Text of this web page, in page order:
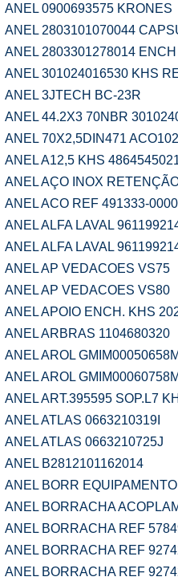
ANEL 0900693575 KRONES
ANEL 2803101070044
ANEL 2803301278014
ANEL 301024016530 KHS
ANEL 3JTECH BC-23R
ANEL 44.2X3 70NBR
ANEL 70X2,5DIN471
ANEL A12,5 KHS
ANEL AÇO INOX
ANEL ACO REF 491333-0000
ANEL ALFA LAVAL
ANEL ALFA LAVAL
ANEL AP VEDACOES VS75
ANEL AP VEDACOES VS80
ANEL APOIO ENCH. KHS
ANEL ARBRAS 1104680320
ANEL AROL GMIM00050658M
ANEL AROL GMIM00060758M
ANEL ART.395595 SOP.L7
ANEL ATLAS 0663210319I
ANEL ATLAS 0663210725J
ANEL B2812101162014
ANEL BORR
ANEL BORRACHA
ANEL BORRACHA REF
ANEL BORRACHA REF
ANEL BORRACHA REF